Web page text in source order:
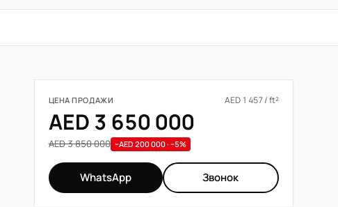
ЦЕНА ПРОДАЖИ AED 1 457 / ft²
AED 3 650 000
AED 3 850 000 −AED 200 000 · −5%
WhatsApp Звонок